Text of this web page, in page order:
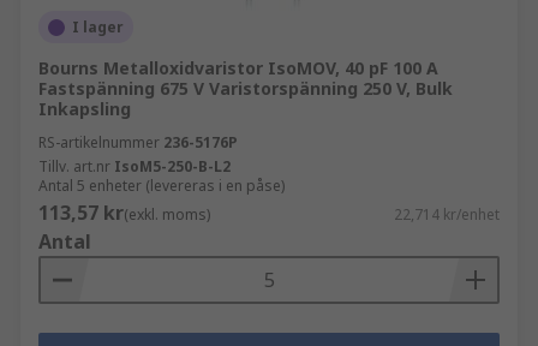
I lager
Bourns Metalloxidvaristor IsoMOV, 40 pF 100 A
Fastspänning 675 V Varistorspänning 250 V, Bulk
Inkapsling
RS-artikelnummer 236-5176P
Tillv. art.nr IsoM5-250-B-L2
Antal 5 enheter (levereras i en påse)
113,57 kr(exkl. moms) 22,714 kr/enhet
Antal